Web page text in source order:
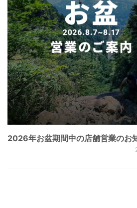
2026年お盆期間中の店舗営業のお